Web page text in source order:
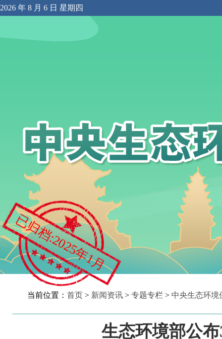
已归档:2025年1月
2026 年 8 月 6 日 星期四
当前位置： 首页 > 新闻资讯 > 专题专栏 > 中央生态环境
生态环境部公